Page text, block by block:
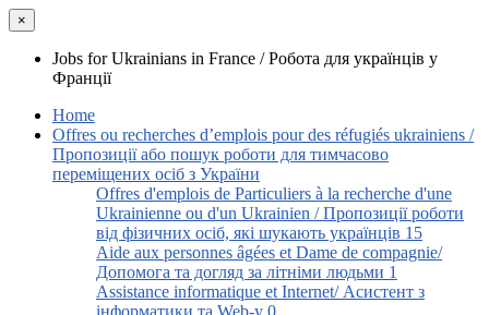
×
Jobs for Ukrainians in France / Робота для українців у
Франції
Home
Offres ou recherches d’emplois pour des réfugiés ukrainiens /
Пропозиції або пошук роботи для тимчасово
переміщених осіб з України
Offres d'emplois de Particuliers à la recherche d'une
Ukrainienne ou d'un Ukrainien / Пропозиції роботи
від фізичних осіб, які шукають українців 15
Aide aux personnes âgées et Dame de compagnie/
Допомога та догляд за літніми людьми 1
Assistance informatique et Internet/ Асистент з
інформатики та Web-у 0